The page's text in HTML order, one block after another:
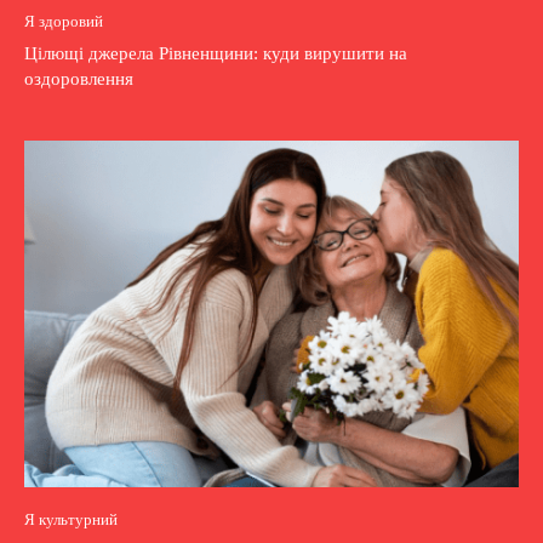
Я здоровий
Цілющі джерела Рівненщини: куди вирушити на
оздоровлення
Я культурний